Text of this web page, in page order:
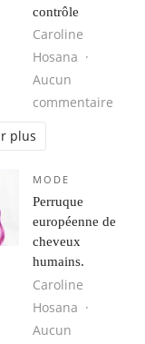
destination idéale
contrôle
Caroline
Hosana
Aucun
commentaire
plus
Groove Back.
MODE
Perruque
européenne de
cheveux
humains.
Caroline
Hosana
Aucun